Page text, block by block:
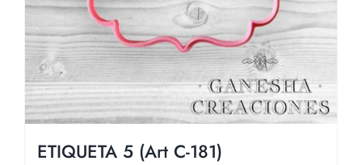
ETIQUETA 5 (Art C-181)